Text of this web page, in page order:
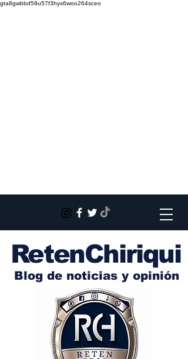
gta8gwbbd59u57f3hyx6woo264sceo
RetenChiriqui
Blog de noticias y opinión